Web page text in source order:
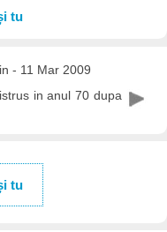
tu
- 11 Mar 2009
in anul 70 dupa
tu